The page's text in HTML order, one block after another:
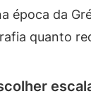
época da
quanto